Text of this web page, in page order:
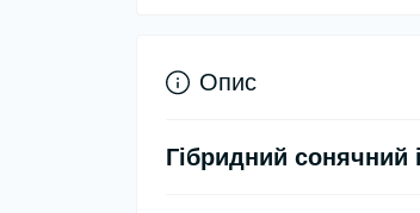
Опис
Гібридний сонячний